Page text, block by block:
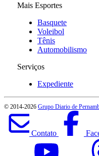
Mais Esportes
Basquete
Voleibol
Tênis
Automobilismo
Serviços
Expediente
© 2014-2026 Grupo Diario de
Contato